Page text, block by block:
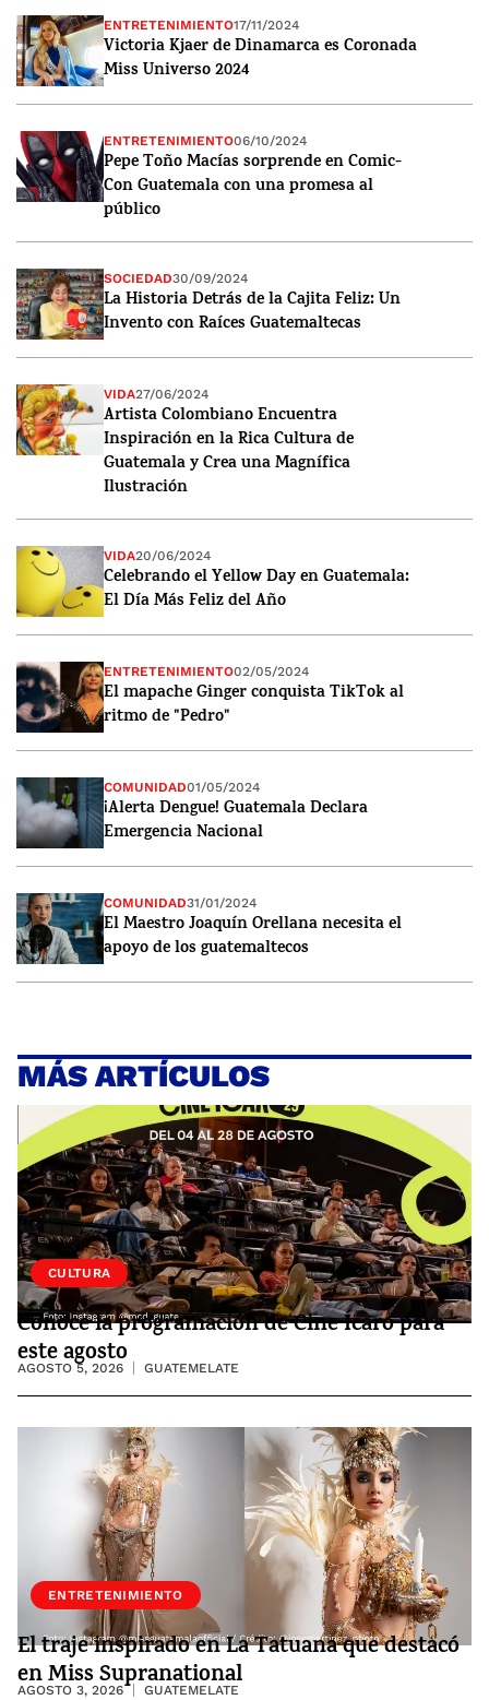
ENTRETENIMIENTO17/11/2024
Victoria Kjaer de Dinamarca es Coronada
Miss Universo 2024
ENTRETENIMIENTO06/10/2024
Pepe Toño Macías sorprende en Comic-
Con Guatemala con una promesa al
público
SOCIEDAD30/09/2024
La Historia Detrás de la Cajita Feliz: Un
Invento con Raíces Guatemaltecas
VIDA27/06/2024
Artista Colombiano Encuentra
Inspiración en la Rica Cultura de
Guatemala y Crea una Magnífica
Ilustración
VIDA20/06/2024
Celebrando el Yellow Day en Guatemala:
El Día Más Feliz del Año
ENTRETENIMIENTO02/05/2024
El mapache Ginger conquista TikTok al
ritmo de "Pedro"
COMUNIDAD01/05/2024
¡Alerta Dengue! Guatemala Declara
Emergencia Nacional
COMUNIDAD31/01/2024
El Maestro Joaquín Orellana necesita el
apoyo de los guatemaltecos
MÁS ARTÍCULOS
CULTURA
Conoce la programación de Cine Ícaro para
este agosto
AGOSTO 5, 2026 GUATEMELATE
ENTRETENIMIENTO
El traje inspirado en La Tatuana que destacó
en Miss Supranational
AGOSTO 3, 2026 GUATEMELATE